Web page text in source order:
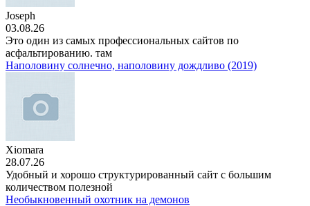
Joseph
03.08.26
Это один из самых профессиональных сайтов по
асфальтированию. там
Наполовину солнечно, наполовину дождливо (2019)
Xiomara
28.07.26
Удобный и хорошо структурированный сайт с большим
количеством полезной
Необыкновенный охотник на демонов